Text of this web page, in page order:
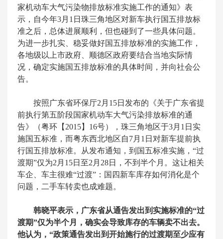
家机动车大气污染物排放标准实施工作的通知》表
示，自今年3月1日珠三角地区对新车执行国五排放标
准之后，总体进展顺利，但也碰到了一些具体问题。
为进一步扎实、稳妥做好国五排放标准的实施工作，
各地级以上市政府、顺德区政府要结合当地实际情
况，确定实施国五排放标准的具体时间，并向社会公
告。
按照广东省环保厅2月15日发布的《关于广东省提
前执行第五阶段国家机动车大气污染排放标准的通
告》（粤环【2015】16号），珠三角地区于3月1日实
施国五标准，而粤东西北地区自7月1日对新车提前执
行国五排放标准。从发布通知，到国五标准实施，“过
渡期”仅为2月15日至2月28日，不到半个月。这让相关
车企、车主很难“过渡”：国四新车库存如何消化是个
问题，二手车转卖也成难题。
韩晓平表示，广东省从通告发出到实施标准的“过
渡期”仅为半个月，确实会导致库存的车辆卖不出去。
他认为，“政策通告发出到开始施行的过渡期至少应有